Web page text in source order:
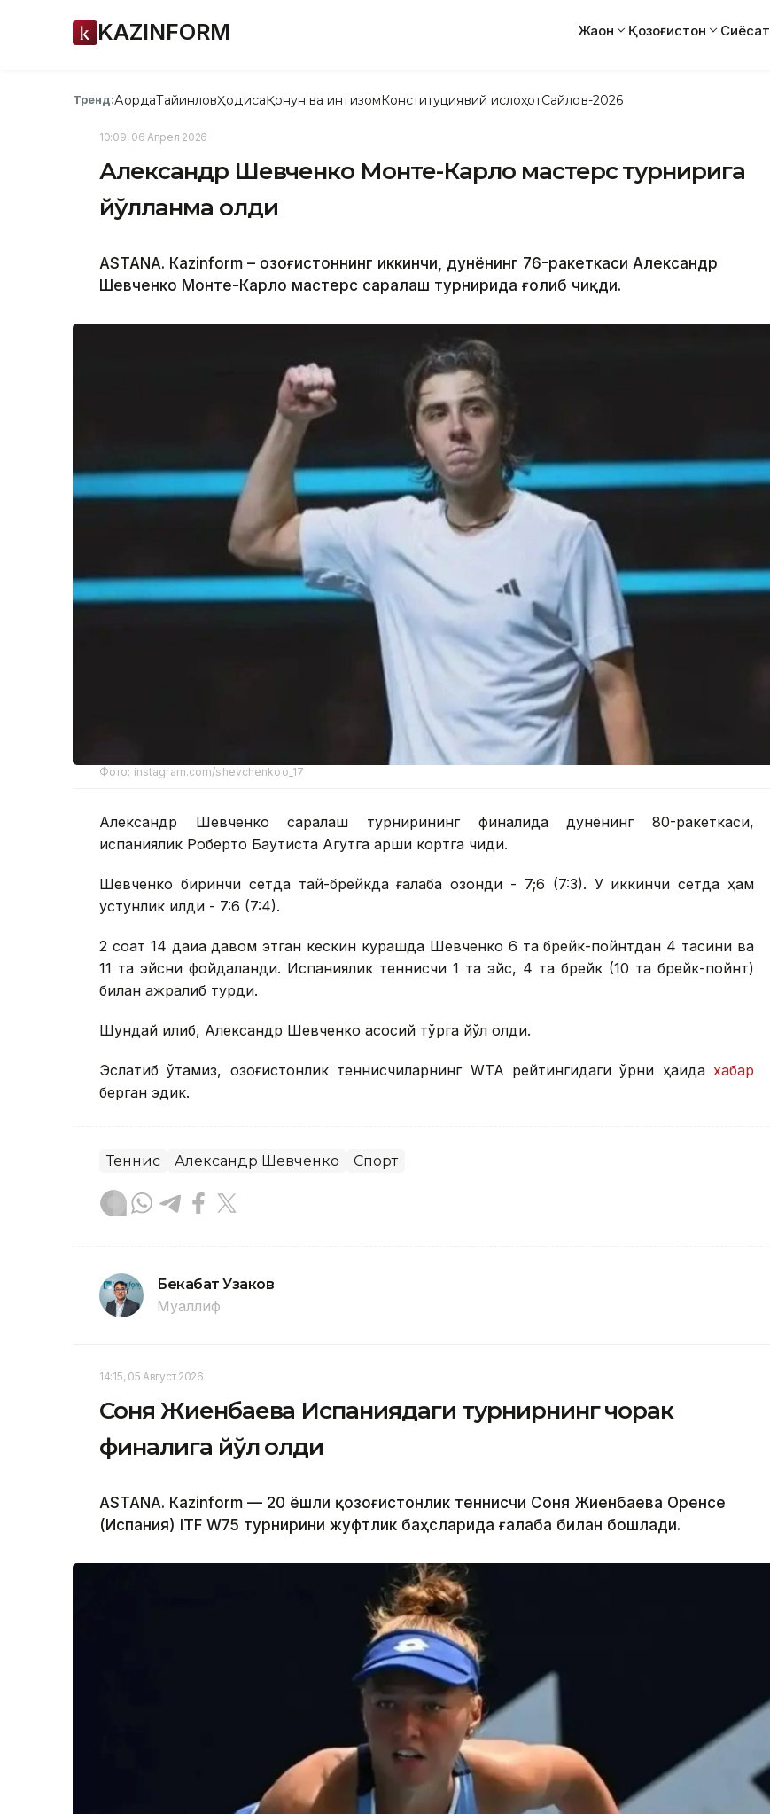
KAZINFORM Жаҳон Қозоғистон Сиёсат
Тренд:АқордаТайинловҲодисаҚонун ва интизомКонституциявий ислоҳотСайлов-2026
10:09, 06 Апрел 2026
Александр Шевченко Монте-Карло мастерс турнирига
йўлланма олди
ASTANА. Кazinform – Қозоғистоннинг иккинчи, дунёнинг 76-ракеткаси Александр
Шевченко Монте-Карло мастерс саралаш турнирида ғолиб чиқди.
Фото: instagram.com/shevchenkoo_17
Александр Шевченко саралаш турнирининг финалида дунёнинг 80-ракеткаси,
испаниялик Роберто Баутиста Агутга қарши кортга чиқди.
Шевченко биринчи сетда тай-брейкда ғалаба қозонди - 7;6 (7:3). У иккинчи сетда ҳам
устунлик қилди - 7:6 (7:4).
2 соат 14 дақиқа давом этган кескин курашда Шевченко 6 та брейк-пойнтдан 4 тасини ва
11 та эйсни фойдаланди. Испаниялик теннисчи 1 та эйс, 4 та брейк (10 та брейк-пойнт)
билан ажралиб турди.
Шундай қилиб, Александр Шевченко асосий тўрга йўл олди.
Эслатиб ўтамиз, қозоғистонлик теннисчиларнинг WТА рейтингидаги ўрни ҳақида хабар
берган эдик.
Теннис Александр Шевченко Спорт
Бекабат Узаков
Муаллиф
14:15, 05 Август 2026
Соня Жиенбаева Испаниядаги турнирнинг чорак
финалига йўл олди
ASTANА. Кazinform — 20 ёшли қозоғистонлик теннисчи Соня Жиенбаева Оренсе
(Испания) ITF W75 турнирини жуфтлик баҳсларида ғалаба билан бошлади.